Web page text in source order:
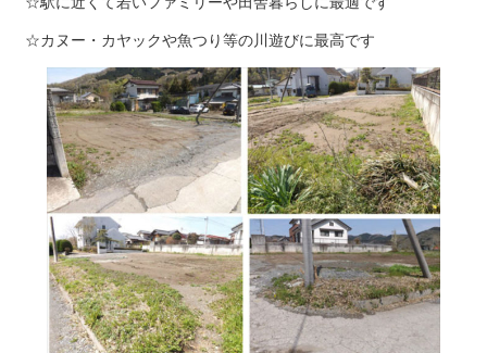
☆カヌー・カヤックや魚つり等の川遊びに最高です